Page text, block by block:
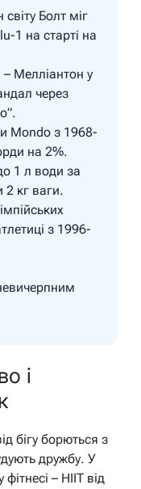
Болт міг
1 на старті на
Мелліантон у
через
Mondo з 1968-
на 2%.
1 л води за
2 кг ваги.
з 1996-
і
бігу борються з
дружбу. У
– HIIT від